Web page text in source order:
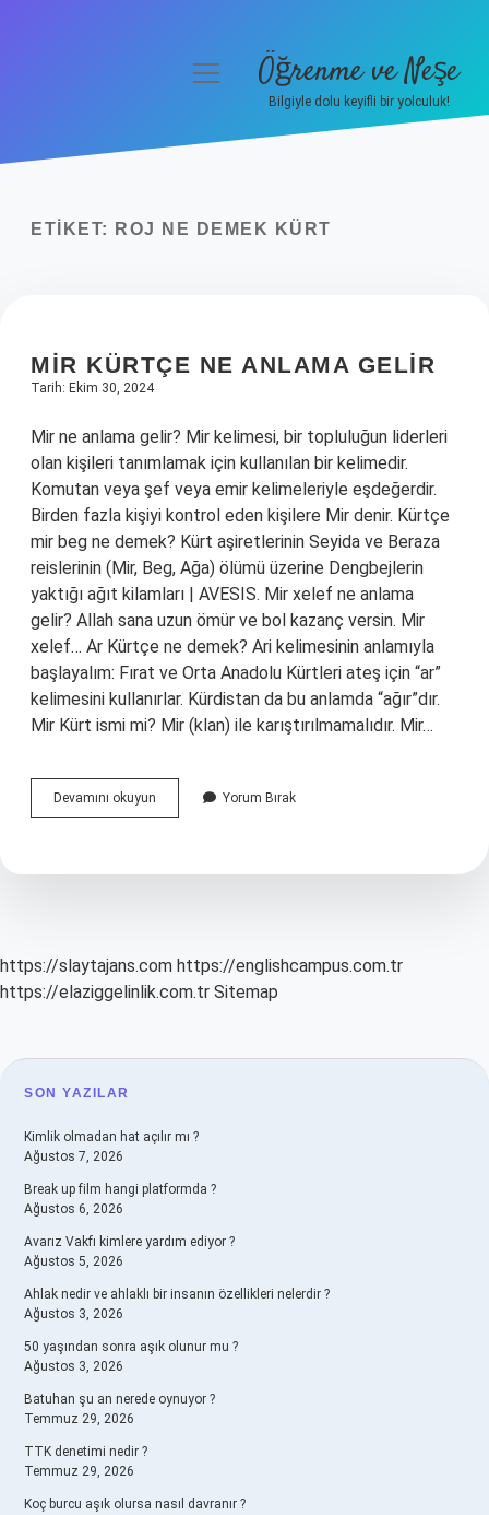
Yasal Uyarı
menüyüÖğrenme ve Neşe
Bilgiyle dolu keyifli bir yolculuk!
ETIKET: ROJ NE DEMEK KÜRT
MIR KÜRTÇE NE ANLAMA GELIR
Tarih: Ekim 30, 2024
Mir ne anlama gelir? Mir kelimesi, bir topluluğun liderleri
olan kişileri tanımlamak için kullanılan bir kelimedir.
Komutan veya şef veya emir kelimeleriyle eşdeğerdir.
Birden fazla kişiyi kontrol eden kişilere Mir denir. Kürtçe
mir beg ne demek? Kürt aşiretlerinin Seyida ve Beraza
reislerinin (Mir, Beg, Ağa) ölümü üzerine Dengbejlerin
yaktığı ağıt kilamları | AVESIS. Mir xelef ne anlama
gelir? Allah sana uzun ömür ve bol kazanç versin. Mir
xelef… Ar Kürtçe ne demek? Ari kelimesinin anlamıyla
başlayalım: Fırat ve Orta Anadolu Kürtleri ateş için “ar”
kelimesini kullanırlar. Kürdistan da bu anlamda “ağır”dır.
Mir Kürt ismi mi? Mir (klan) ile karıştırılmamalıdır. Mir…
Devamını okuyun
Kürtçe
Gelir
Yorum Bırak
https://slaytajans.com https://englishcampus.com.tr
https://elaziggelinlik.com.tr Sitemap
SIDEBAR
SON YAZILAR
Kimlik olmadan hat açılır mı ?
Ağustos 7, 2026
Break up film hangi platformda ?
Ağustos 6, 2026
Avarız Vakfı kimlere yardım ediyor ?
Ağustos 5, 2026
Ahlak nedir ve ahlaklı bir insanın özellikleri nelerdir ?
Ağustos 3, 2026
50 yaşından sonra aşık olunur mu ?
Ağustos 3, 2026
Batuhan şu an nerede oynuyor ?
Temmuz 29, 2026
TTK denetimi nedir ?
Temmuz 29, 2026
Koç burcu aşık olursa nasıl davranır ?